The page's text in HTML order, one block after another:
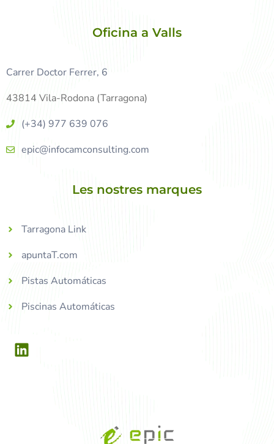
Oficina a Valls
Carrer Doctor Ferrer, 6
43814 Vila-Rodona (Tarragona)
(+34) 977 639 076
epic@infocamconsulting.com
Les nostres marques
Tarragona Link
apuntaT.com
Pistas Automáticas
Piscinas Automáticas